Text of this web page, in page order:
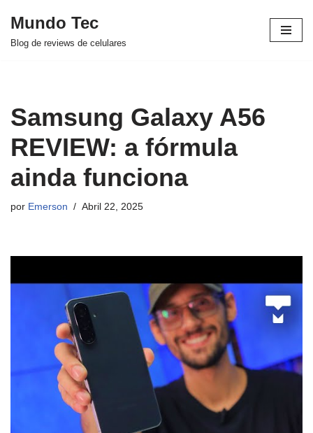
Avançar
Mundo Tec
Blog de reviews de celulares
Samsung Galaxy A56
REVIEW: a fórmula
ainda funciona
por Emerson Abril 22, 2025